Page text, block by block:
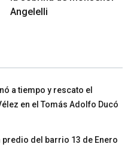
Angelelli
a tiempo y rescato el
en el Tomás Adolfo Ducó
predio del barrio 13 de Enero